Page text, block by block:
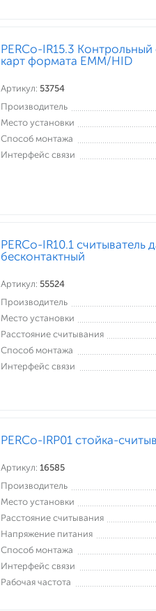
PERCo-IR15.3
карт формата ЕММ/HID
Артикул: 53754
Производитель
Место установки
Способ монтажа
Интерфейс связи
PERCo-IR10.1 считыватель
бесконтактный
Артикул: 55524
Производитель
Место установки
Расстояние считывания
Способ монтажа
Интерфейс связи
PERCo-IRP01 стойка-
Артикул: 16585
Производитель
Место установки
Расстояние считывания
Напряжение питания
Способ монтажа
Интерфейс связи
Рабочая частота